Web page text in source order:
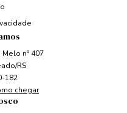
nº 407
RS
182
chegar